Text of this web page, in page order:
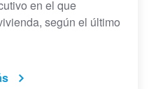
en el que
según el último